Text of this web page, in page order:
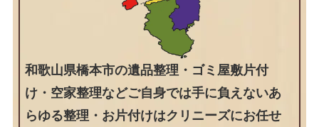
和歌山県橋本市の遺品整理・ゴミ屋敷片付
け・空家整理などご自身では手に負えないあ
らゆる整理・お片付けはクリニーズにお任せ